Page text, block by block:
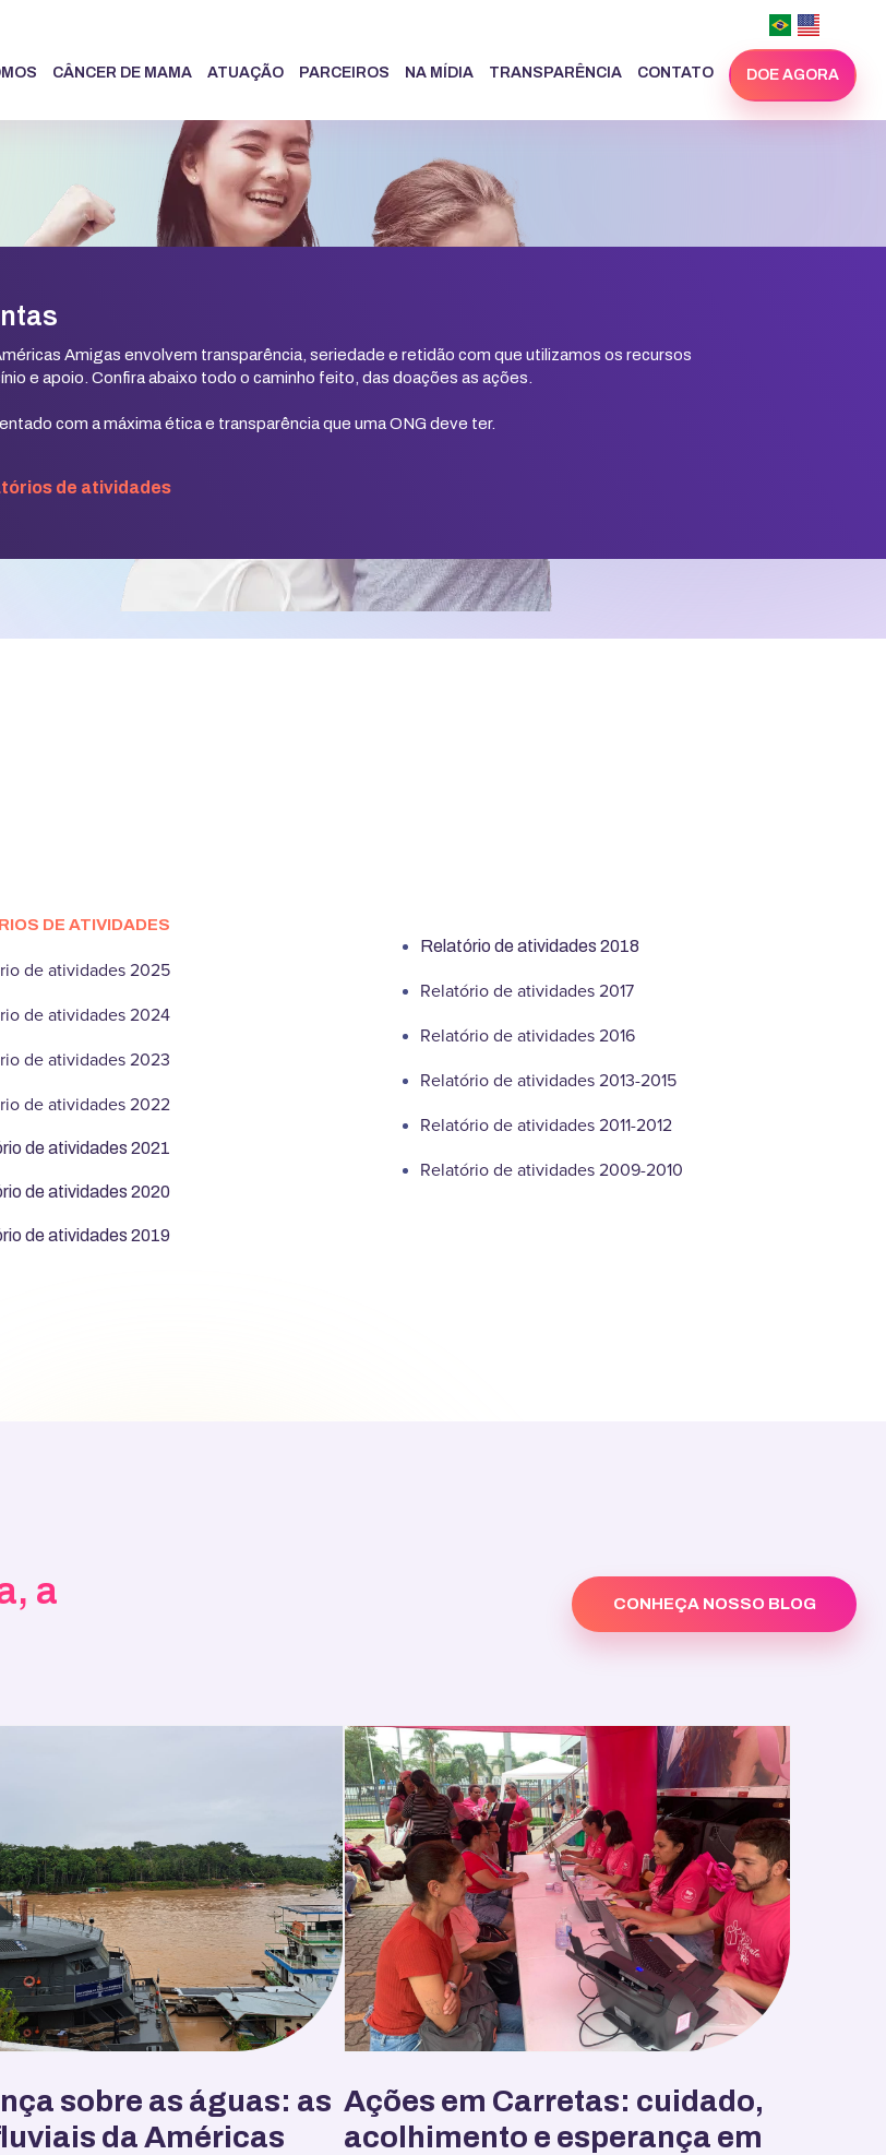
CÂNCER DE MAMA ATUAÇÃO PARCEIROS NA MÍDIA TRANSPARÊNCIA CONTATO DOE AGORA
Amigas envolvem transparência, seriedade e retidão com que utilizamos os recursos
e apoio. Confira abaixo todo o caminho feito, das doações as ações.
com a máxima ética e transparência que uma ONG deve ter.
de atividades
DE ATIVIDADES
de atividades 2025
de atividades 2024
de atividades 2023
de atividades 2022
de atividades 2021
de atividades 2020
de atividades 2019
Relatório de atividades 2018
Relatório de atividades 2017
Relatório de atividades 2016
Relatório de atividades 2013-2015
Relatório de atividades 2011-2012
Relatório de atividades 2009-2010
a
CONHEÇA NOSSO BLOG
sobre as águas: as
da Américas
Ações em Carretas: cuidado,
acolhimento e esperança em